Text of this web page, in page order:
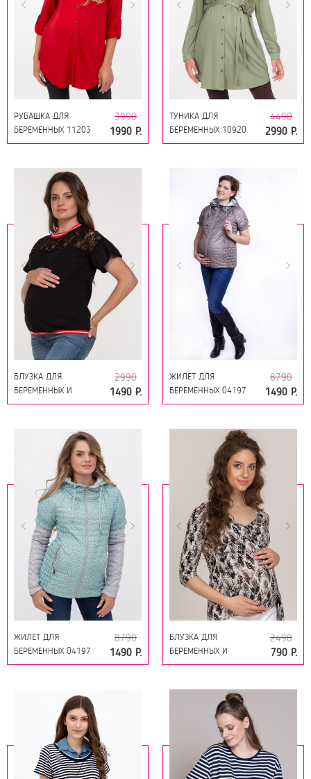
РУБАШКА ДЛЯ
БЕРЕМЕННЫХ 11203
КРАСНЫЙ
3990
1990 Р.
ТУНИКА ДЛЯ
БЕРЕМЕННЫХ 10920
ХАКИ
4490
2990 Р.
БЛУЗКА ДЛЯ
БЕРЕМЕННЫХ И
КОРМЯЩИХ 10715
2990
1490 Р.
ЖИЛЕТ ДЛЯ
БЕРЕМЕННЫХ 04197
КАПУЧИНО
8790
1490 Р.
ЖИЛЕТ ДЛЯ
БЕРЕМЕННЫХ 04197
ЗЕЛЕНЫЙ
8790
1490 Р.
БЛУЗКА ДЛЯ
БЕРЕМЕННЫХ И
КОРМЯЩИХ 10507
2490
790 Р.